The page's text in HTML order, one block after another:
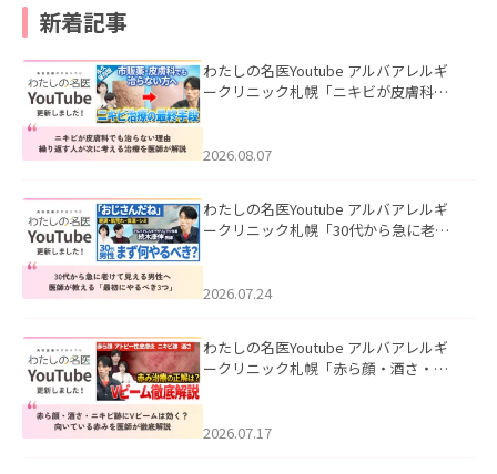
新着記事
わたしの名医Youtube アルバアレルギ
ークリニック札幌「ニキビが皮膚科で
ました。
2026.08.07
わたしの名医Youtube アルバアレルギ
ークリニック札幌「30代から急に老け
た。
2026.07.24
わたしの名医Youtube アルバアレルギ
ークリニック札幌「赤ら顔・酒さ・ニ
した。
2026.07.17